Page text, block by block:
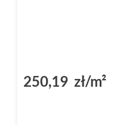
250,19 zł/m²